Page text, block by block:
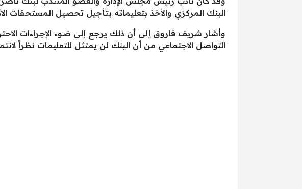
البنك المركزي والأخذ بتعليماته بتأجيل تحصيل المستحقات
وأشار شريف فاروق إلى أن ذلك يرجع إلى ضوء الإجراءات
التواصل الاجتماعي من أن البنك لن يمتثل للتعليمات نظراً